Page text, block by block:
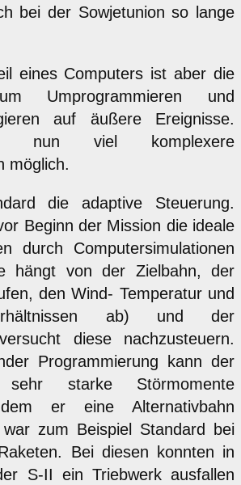
bei der Sowjetunion so lange
eines Computers ist aber die
Umprogrammieren und
auf äußere Ereignisse.
nun viel komplexere
möglich.
die adaptive Steuerung.
Beginn der Mission die ideale
durch Computersimulationen
hängt von der Zielbahn, der
den Wind- Temperatur und
ab) und der
diese nachzusteuern.
Programmierung kann der
sehr starke Störmomente
er eine Alternativbahn
zum Beispiel Standard bei
Bei diesen konnten in
S-II ein Triebwerk ausfallen